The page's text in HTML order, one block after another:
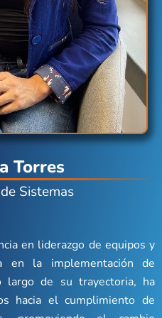
Torres
Sistemas
en liderazgo de equipos y
en la implementación de
largo de su trayectoria, ha
hacia el cumplimiento de